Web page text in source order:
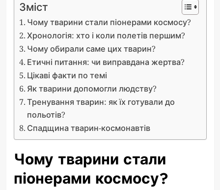
Зміст
Чому тварини стали піонерами космосу?
Хронологія: хто і коли полетів першим?
Чому обирали саме цих тварин?
Етичні питання: чи виправдана жертва?
Цікаві факти по темі
Як тварини допомогли людству?
Тренування тварин: як їх готували до
польотів?
Спадщина тварин-космонавтів
Чому тварини стали
піонерами космосу?